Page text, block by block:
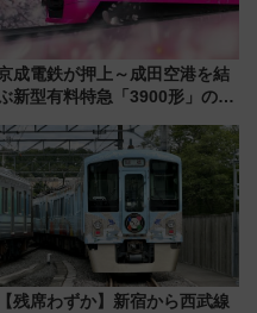
成電鉄が押上～成田空港を結
新型有料特急「3900形」のコ
集も実施
【残席わずか】新宿から西武線